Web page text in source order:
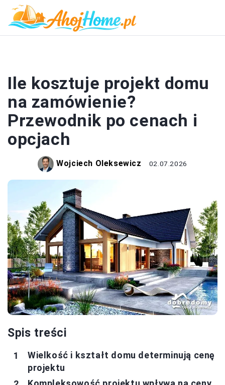
Ile kosztuje projekt domu
na zamówienie?
Przewodnik po cenach i
opcjach
Wojciech Oleksewicz 02.07.2026
Spis treści
Wielkość i kształt domu determinują cenę
projektu